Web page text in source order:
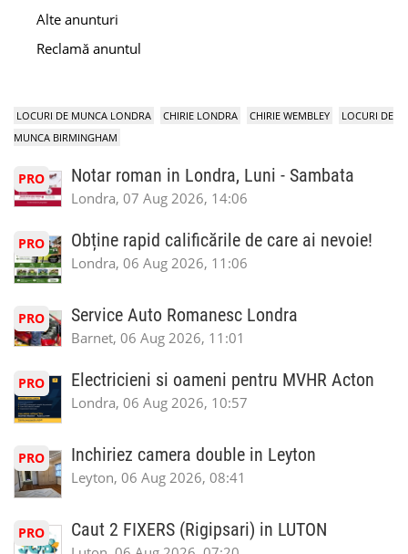
Alte anunturi
Reclamă anuntul
LOCURI DE MUNCA LONDRA CHIRIE LONDRA CHIRIE WEMBLEY
LOCURI DE
MUNCA BIRMINGHAM
PRO Notar roman in Londra, Luni - Sambata
Londra, 07 Aug 2026, 14:06
PRO Obține rapid calificările de care ai nevoie!
Londra, 06 Aug 2026, 11:06
PRO Service Auto Romanesc Londra
Barnet, 06 Aug 2026, 11:01
PRO Electricieni si oameni pentru MVHR Acton
Londra, 06 Aug 2026, 10:57
PRO Inchiriez camera double in Leyton
Leyton, 06 Aug 2026, 08:41
PRO Caut 2 FIXERS (Rigipsari) in LUTON